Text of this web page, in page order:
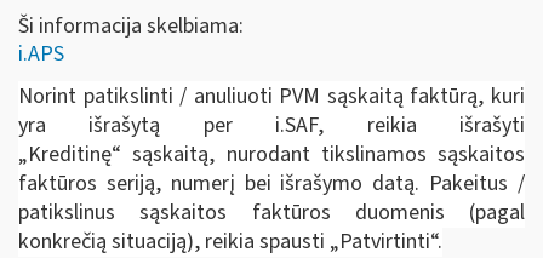
Ši informacija skelbiama:
i.APS
Norint patikslinti / anuliuoti PVM sąskaitą faktūrą, kuri
yra išrašytą per i.SAF, reikia išrašyti
„Kreditinę“ sąskaitą, nurodant tikslinamos sąskaitos
faktūros seriją, numerį bei išrašymo datą. Pakeitus /
patikslinus sąskaitos faktūros duomenis (pagal
konkrečią situaciją), reikia spausti „Patvirtinti“.